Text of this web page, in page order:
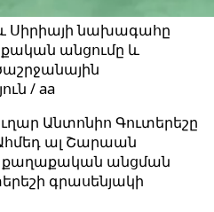
Սիրիայի նախագահը
անցումը և
/ aa
Անտոնիո Գուտերեշը
ալ Շարաան
քաղաքական անցման
գրասենյակի